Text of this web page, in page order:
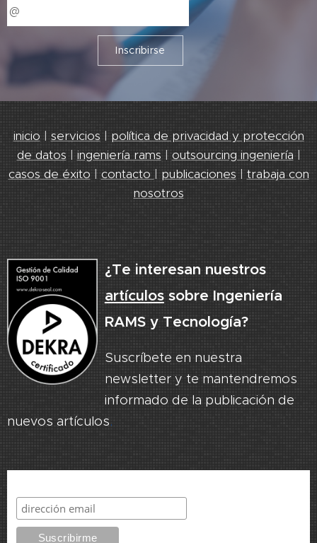
Inscribirse
inicio | servicios | política de privacidad y protección
de datos | ingeniería rams | outsourcing ingeniería |
casos de éxito | contacto | publicaciones | trabaja con
nosotros
¿Te interesan nuestros
artículossobre Ingeniería
RAMS y Tecnología?
Suscríbete en nuestra
newsletter y te mantendremos
informado de la publicación de
nuevos artículos.